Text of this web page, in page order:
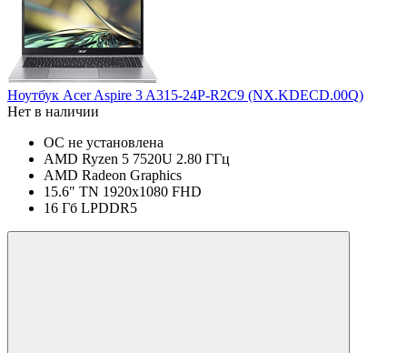
Ноутбук Acer Aspire 3 A315-24P-R2C9 (NX.KDECD.00Q)
Нет в наличии
ОС не установлена
AMD Ryzen 5 7520U 2.80 ГГц
AMD Radeon Graphics
15.6" TN 1920x1080 FHD
16 Гб LPDDR5